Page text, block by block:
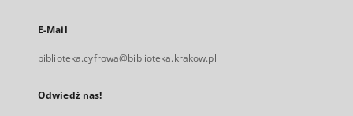
E-Mail
biblioteka.cyfrowa@biblioteka.krakow.pl
Odwiedź nas!